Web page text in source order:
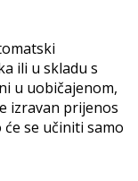
ili u skladu s
u uobičajenom,
izravan prijenos
se učiniti samo